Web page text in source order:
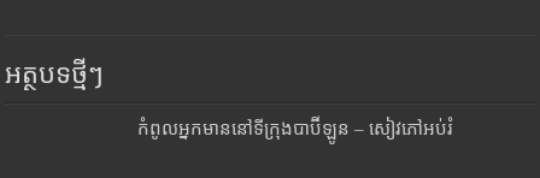
អត្ថបទថ្មីៗ
កំពូលអ្នកមាននៅទីក្រុងបាប៊ីឡូន – សៀវភៅអប់រំ